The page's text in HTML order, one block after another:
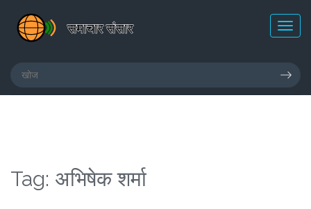
Tag: अभिषेक शर्मा